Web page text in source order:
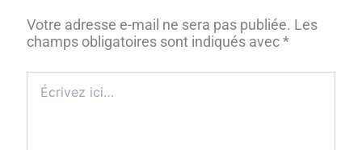
Votre adresse e-mail ne sera pas publiée. Les
champs obligatoires sont indiqués avec*
ici…